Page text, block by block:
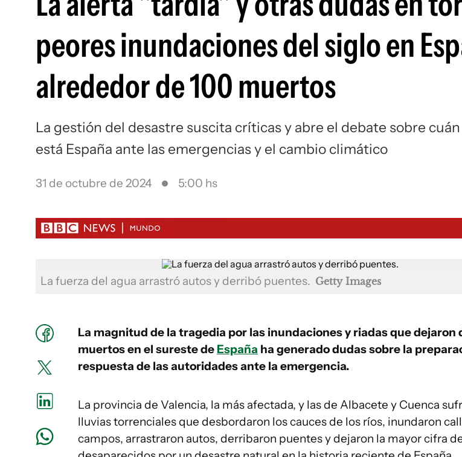
peores inundaciones del siglo en
alrededor de 100 muertos
La gestión del desastre suscita críticas y abre el debate sobre
está España ante las emergencias y el cambio climático
31 de octubre de 2024 5:00 hs
La fuerza del agua arrastró autos y derribó puentes. Getty Images
La magnitud de la tragedia por las inundaciones y riadas que dejaron
muertos en el sureste de España ha generado dudas sobre la
respuesta de las autoridades ante la emergencia.
La provincia de Valencia, la más afectada, y las de Albacete y Cuenca
lluvias torrenciales que desbordaron los cauces de los ríos, inundaron
campos, arrastraron autos, derribaron puentes y dejaron la mayor cifra